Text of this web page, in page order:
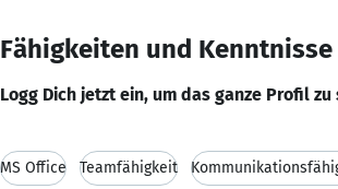
Fähigkeiten und Kenntnisse
Logg Dich jetzt ein, um das ganze Profil zu
MS Office Teamfähigkeit